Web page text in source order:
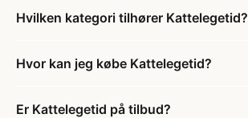
Hvilken kategori tilhører Kattelegetid?
Hvor kan jeg købe Kattelegetid?
Er Kattelegetid på tilbud?